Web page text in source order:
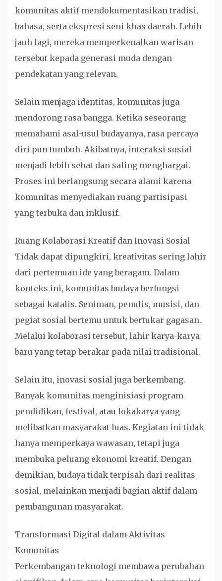
komunitas aktif mendokumentasikan tradisi,
bahasa, serta ekspresi seni khas daerah. Lebih
jauh lagi, mereka memperkenalkan warisan
tersebut kepada generasi muda dengan
pendekatan yang relevan.
Selain menjaga identitas, komunitas juga
mendorong rasa bangga. Ketika seseorang
memahami asal-usul budayanya, rasa percaya
diri pun tumbuh. Akibatnya, interaksi sosial
menjadi lebih sehat dan saling menghargai.
Proses ini berlangsung secara alami karena
komunitas menyediakan ruang partisipasi
yang terbuka dan inklusif.
Ruang Kolaborasi Kreatif dan Inovasi Sosial
Tidak dapat dipungkiri, kreativitas sering lahir
dari pertemuan ide yang beragam. Dalam
konteks ini, komunitas budaya berfungsi
sebagai katalis. Seniman, penulis, musisi, dan
pegiat sosial bertemu untuk bertukar gagasan.
Melalui kolaborasi tersebut, lahir karya-karya
baru yang tetap berakar pada nilai tradisional.
Selain itu, inovasi sosial juga berkembang.
Banyak komunitas menginisiasi program
pendidikan, festival, atau lokakarya yang
melibatkan masyarakat luas. Kegiatan ini tidak
hanya memperkaya wawasan, tetapi juga
membuka peluang ekonomi kreatif. Dengan
demikian, budaya tidak terpisah dari realitas
sosial, melainkan menjadi bagian aktif dalam
pembangunan masyarakat.
Transformasi Digital dalam Aktivitas
Komunitas
Perkembangan teknologi membawa perubahan